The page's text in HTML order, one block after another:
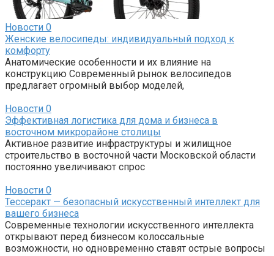
Новости 0
Женские велосипеды: индивидуальный подход к
комфорту
Анатомические особенности и их влияние на
конструкцию Современный рынок велосипедов
предлагает огромный выбор моделей,
Новости 0
Эффективная логистика для дома и бизнеса в
восточном микрорайоне столицы
Активное развитие инфраструктуры и жилищное
строительство в восточной части Московской области
постоянно увеличивают спрос
Новости 0
Тессеракт — безопасный искусственный интеллект для
вашего бизнеса
Современные технологии искусственного интеллекта
открывают перед бизнесом колоссальные
возможности, но одновременно ставят острые вопросы